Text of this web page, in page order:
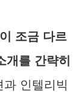
조금 다르
개를 간략히
인텔리빅